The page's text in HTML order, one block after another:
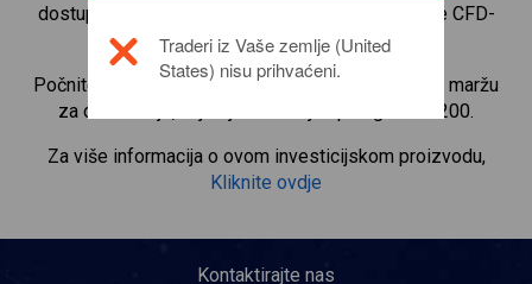
dostupnim izravno na našoj platformi za trgovanje CFD-
ovima.
Počnite trgovati CFD-ovima na ICONuz minimalnu maržu
za održavanje, najbolje izvršenje i polugu do 1:200.
Za više informacija o ovom investicijskom proizvodu,
Kliknite ovdje
Kontaktirajte nas
Traderi iz Vaše zemlje (United
States) nisu prihvaćeni.